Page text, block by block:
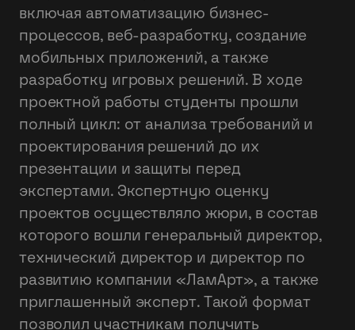
включая автоматизацию бизнес-
процессов, веб-разработку, создание
мобильных приложений, а также
разработку игровых решений. В ходе
проектной работы студенты прошли
полный цикл: от анализа требований и
проектирования решений до их
презентации и защиты перед
экспертами. Экспертную оценку
проектов осуществляло жюри, в состав
которого вошли генеральный директор,
технический директор и директор по
развитию компании «ЛамАрт», а также
приглашенный эксперт. Такой формат
позволил участникам получить